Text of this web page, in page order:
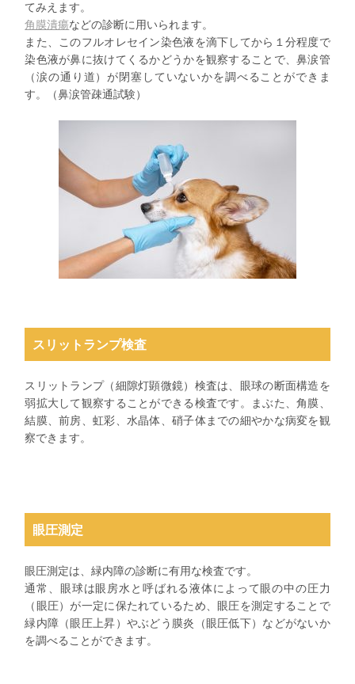
てみえます。
角膜潰瘍などの診断に用いられます。
また、このフルオレセイン染色液を滴下してから１分程度で
染色液が鼻に抜けてくるかどうかを観察することで、鼻涙管
（涙の通り道）が閉塞していないかを調べることができま
す。（鼻涙管疎通試験）
スリットランプ検査
スリットランプ（細隙灯顕微鏡）検査は、眼球の断面構造を
弱拡大して観察することができる検査です。まぶた、角膜、
結膜、前房、虹彩、水晶体、硝子体までの細やかな病変を観
察できます。
眼圧測定
眼圧測定は、緑内障の診断に有用な検査です。
通常、眼球は眼房水と呼ばれる液体によって眼の中の圧力
（眼圧）が一定に保たれているため、眼圧を測定することで
緑内障（眼圧上昇）やぶどう膜炎（眼圧低下）などがないか
を調べることができます。